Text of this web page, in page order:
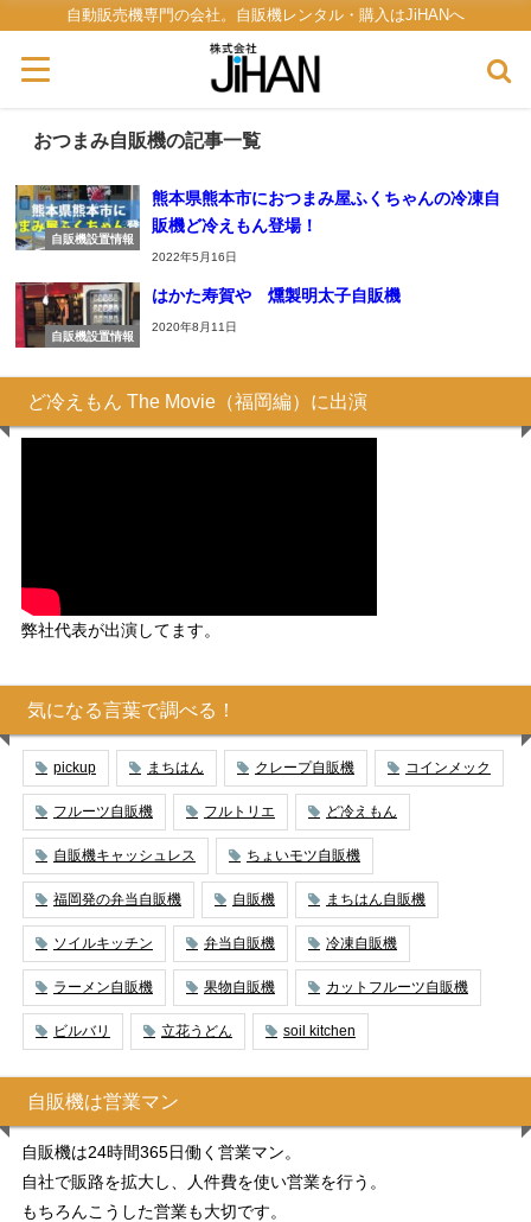
自動販売機専門の会社。自販機レンタル・購入はJiHANへ
おつまみ自販機の記事一覧
自販機設置情報
熊本県熊本市におつまみ屋ふくちゃんの冷凍自
販機ど冷えもん登場！
2022年5月16日
自販機設置情報
はかた寿賀や 燻製明太子自販機
2020年8月11日
ど冷えもん The Movie（福岡編）に出演
弊社代表が出演してます。
気になる言葉で調べる！
pickup まちはん クレープ自販機 コインメック
フルーツ自販機 フルトリエ ど冷えもん
自販機キャッシュレス ちょいモツ自販機
福岡発の弁当自販機 自販機 まちはん自販機
ソイルキッチン 弁当自販機 冷凍自販機
ラーメン自販機 果物自販機 カットフルーツ自販機
ビルバリ 立花うどん soil kitchen
自販機は営業マン
自販機は24時間365日働く営業マン。
自社で販路を拡大し、人件費を使い営業を行う。
もちろんこうした営業も大切です。